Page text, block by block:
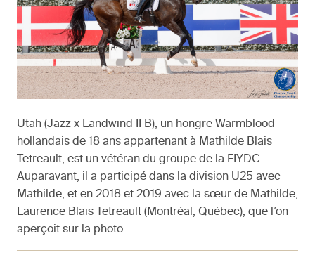
Utah (Jazz x Landwind II B), un hongre Warmblood
hollandais de 18 ans appartenant à Mathilde Blais
Tetreault, est un vétéran du groupe de la FIYDC.
Auparavant, il a participé dans la division U25 avec
Mathilde, et en 2018 et 2019 avec la sœur de Mathilde,
Laurence Blais Tetreault (Montréal, Québec), que l’on
aperçoit sur la photo.